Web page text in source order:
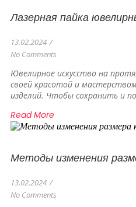
Лазерная пайка
13.02.2024 /
No Comments
Ювелирное искусство на
своей красотой и
изделий. Чтобы сохранить и
Read More
Методы изменения
13.02.2024 /
No Comments